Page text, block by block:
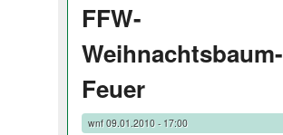
FFW-
Weihnachtsbaum-
Feuer
wnf09.01.2010 - 17:00